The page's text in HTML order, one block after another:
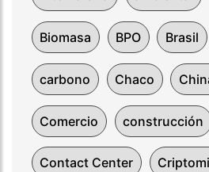
Biomasa BPO Brasil
carbono Chaco
Comercio construcción
Contact Center